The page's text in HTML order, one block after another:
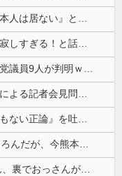
【赤っ恥】「航空機事故で『搭乗者に日本人は居ない』という発表は嫌い。人間として同じ価値だと思う」→ツッコミ殺到も「自分が気に入らないと思った」と...
昭和を代表する女優の晩年があまりにも寂しすぎる！と話題に、自身の子供を餓死する寸前までネグレクトした挙句……
【悲報】消費税減税に反対している自民党議員9人が判明ｗｗｗｗｗｗ
【速報】バスローブ姿の秋田県幹部職員による記者会見問題、ラブホテルからの参加だと特定「体調が優れなかったため...」とは何だったのか
【画像】全身入れ墨の彫り師、『とんでもない正論』を吐いて30万再生されてしまうｗｗｗｗｗｗｗ
鈴木紗理奈（49）「ボランティアはもちろんだが、今熊本へ旅行に行くことも支援になる」
【画像】 例の美人すぎるおにぎり屋さん、裏でおっさんが握っていたｗｗｗｗｗｗｗｗｗｗｗｗｗｗｗｗｗ